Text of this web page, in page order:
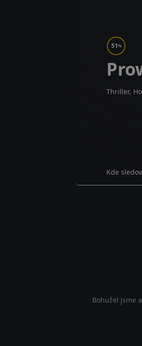
51%
Thriller,
Kde
Bohužel jsme